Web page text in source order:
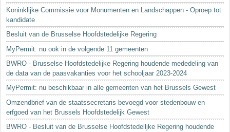
Koninklijke Commissie voor Monumenten en Landschappen - Oproep tot
kandidate
Besluit van de Brusselse Hoofdstedelijke Regering
MyPermit: nu ook in de volgende 11 gemeenten
BWRO - Brusselse Hoofdstedelijke Regering houdende mededeling van
de data van de paasvakanties voor het schooljaar 2023-2024
MyPermit: nu beschikbaar in alle gemeenten van het Brussels Gewest
Omzendbrief van de staatssecretaris bevoegd voor stedenbouw en
erfgoed van het Brussels Hoofdstedelijk Gewest
BWRO - Besluit van de Brusselse Hoofdstedelljke Regering houdende